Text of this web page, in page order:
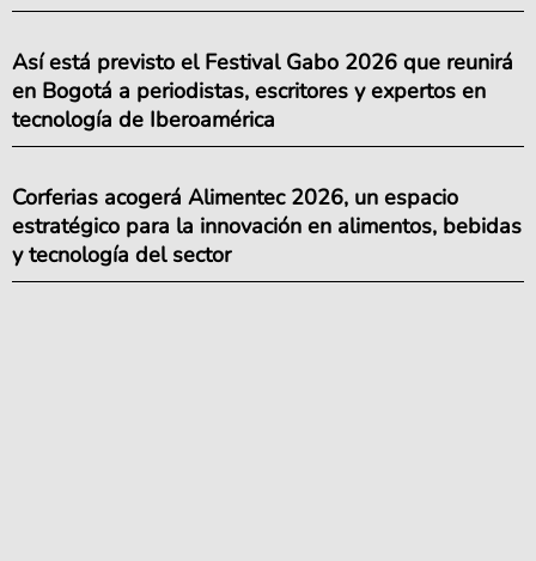
Así está previsto el Festival Gabo 2026 que reunirá
en Bogotá a periodistas, escritores y expertos en
tecnología de Iberoamérica
Corferias acogerá Alimentec 2026, un espacio
estratégico para la innovación en alimentos, bebidas
y tecnología del sector